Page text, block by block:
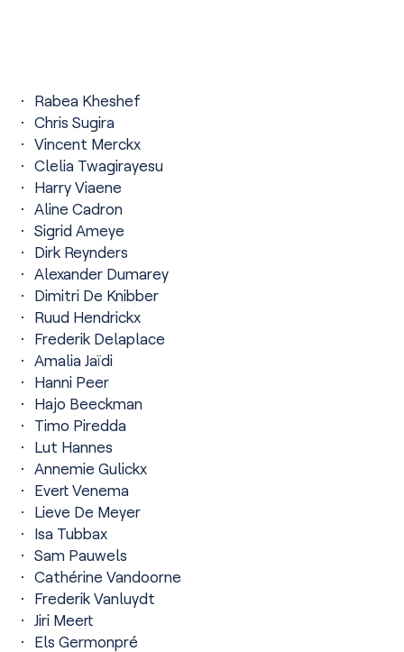
Rabea Kheshef
Chris Sugira
Vincent Merckx
Clelia Twagirayesu
Harry Viaene
Aline Cadron
Sigrid Ameye
Dirk Reynders
Alexander Dumarey
Dimitri De Knibber
Ruud Hendrickx
Frederik Delaplace
Amalia Jaïdi
Hanni Peer
Hajo Beeckman
Timo Piredda
Lut Hannes
Annemie Gulickx
Evert Venema
Lieve De Meyer
Isa Tubbax
Sam Pauwels
Cathérine Vandoorne
Frederik Vanluydt
Jiri Meert
Els Germonpré